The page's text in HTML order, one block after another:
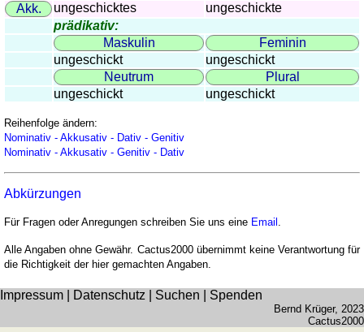
Akk.
ungeschicktes
ungeschickte
prädikativ:
Maskulin
Feminin
ungeschickt
ungeschickt
Neutrum
Plural
ungeschickt
ungeschickt
Reihenfolge ändern:
Nominativ - Akkusativ - Dativ - Genitiv
Nominativ - Akkusativ - Genitiv - Dativ
Abkürzungen
Für Fragen oder Anregungen schreiben Sie uns eine Email .
Alle Angaben ohne Gewähr. Cactus2000 übernimmt keine Verantwortung für
die Richtigkeit der hier gemachten Angaben.
Impressum Datenschutz Suchen Spenden
Bernd Krüger, 2023
Cactus2000